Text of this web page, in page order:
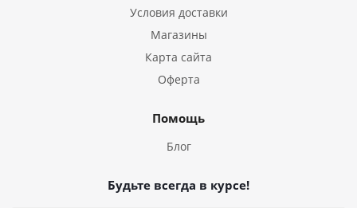
Условия доставки
Магазины
Карта сайта
Оферта
Помощь
Блог
Будьте всегда в курсе!